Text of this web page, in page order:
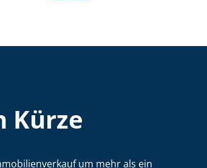
Kürze
um mehr als ein